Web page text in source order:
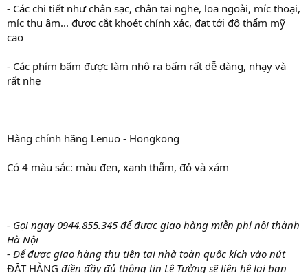
- Các chi tiết như chân sạc, chân tai nghe, loa ngoài, míc thoại,
míc thu âm... được cắt khoét chính xác, đạt tới độ thẩm mỹ
cao
- Các phím bấm được làm nhô ra bấm rất dễ dàng, nhạy và
rất nhẹ
Hàng chính hãng Lenuo - Hongkong
Có 4 màu sắc: màu đen, xanh thẫm, đỏ và xám
- Gọi ngay 0944.855.345 để được giao hàng miễn phí nội thành
Hà Nội
- Để được giao hàng thu tiền tại nhà toàn quốc kích vào nút
ĐẶT HÀNG điền đầy đủ thông tin Lê Tưởng sẽ liên hệ lại bạn